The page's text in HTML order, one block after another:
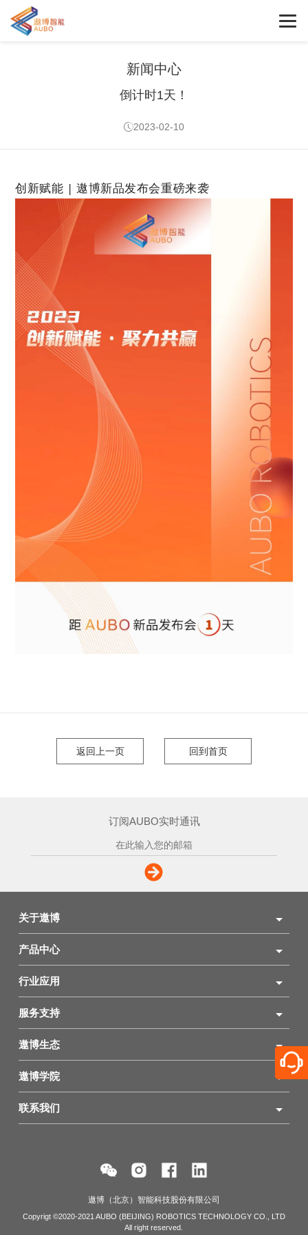
新闻中心
倒计时1天！
2023-02-10
创新赋能 | 遨博新品发布会重磅来袭
返回上一页 回到首页
订阅AUBO实时通讯
关于遨博
产品中心
行业应用
服务支持
遨博生态
遨博学院
联系我们
遨博（北京）智能科技股份有限公司
Copyrigt ©2020-2021 AUBO (BEIJING) ROBOTICS TECHNOLOGY CO., LTD
All right reserved.